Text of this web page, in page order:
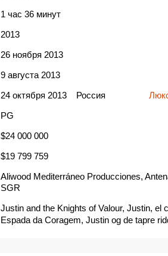
1 час 36 минут
2013
26 ноября 2013
9 августа 2013
24 октября 2013 Россия
PG
$24 000 000
$19 799 759
Aliwood Mediterráneo Producciones,
SGR
Justin and the Knights of Valour, Justin, el
Espada da Coragem, Justin og de tapre